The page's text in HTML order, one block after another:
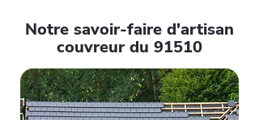
Notre savoir-faire d'artisan
couvreur du 91510